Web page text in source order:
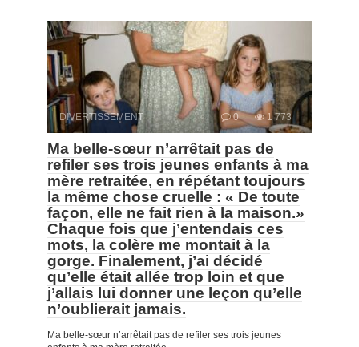
DIVERTISSEMENT 0 1 773
Ma belle-sœur n’arrêtait pas de
refiler ses trois jeunes enfants à ma
mère retraitée, en répétant toujours
la même chose cruelle : « De toute
façon, elle ne fait rien à la maison.»
Chaque fois que j’entendais ces
mots, la colère me montait à la
gorge. Finalement, j’ai décidé
qu’elle était allée trop loin et que
j’allais lui donner une leçon qu’elle
n’oublierait jamais.
Ma belle-sœur n’arrêtait pas de refiler ses trois jeunes